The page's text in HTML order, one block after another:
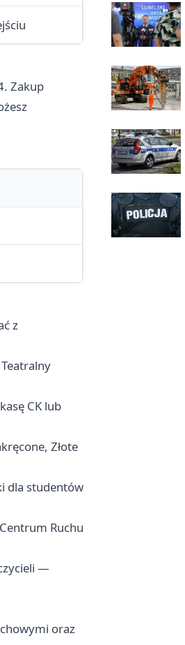
Zakup
z
CK lub
Złote
dla studentów
Ruchu
—
oraz